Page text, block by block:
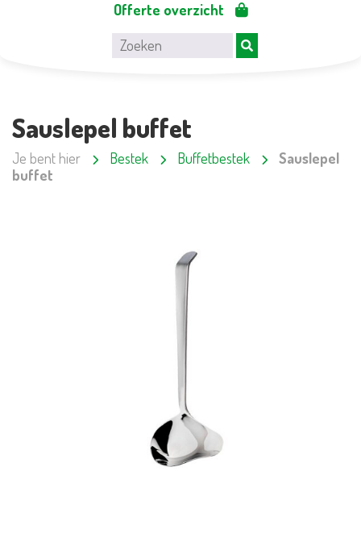
Offerte overzicht
Sauslepel buffet
Je bent hier Bestek Buffetbestek
Sauslepel
buffet